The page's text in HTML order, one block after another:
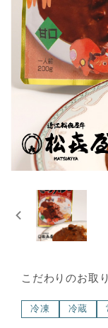
こだわりのお取
冷凍 冷蔵